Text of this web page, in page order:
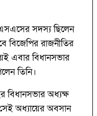
সদস্য ছিলেন
বিজেপির রাজনীতির
এবার বিধানসভার
তিনি।
বিধানসভার অধ্যক্ষ
অধ্যায়ের অবসান